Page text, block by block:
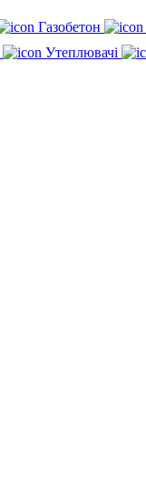
Газобетон
Утеплювачі